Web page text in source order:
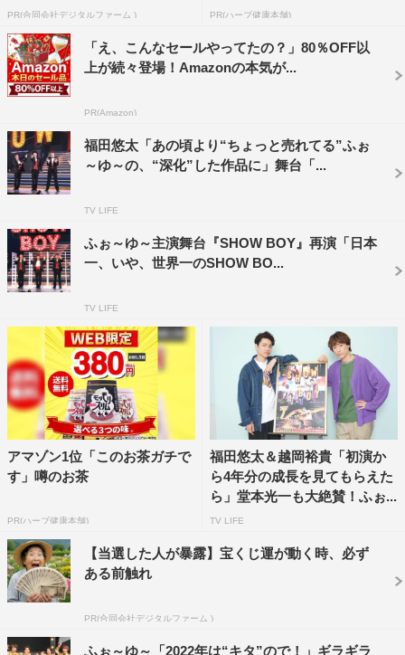
松崎：マイク取ってすぐだから！
中川：バッチリだったもんね！
かったね。
中川：失敗できないと思って、サッサッサッとマイクを衣
装に戻しました！ バレてない！
辰巳：完璧だったね！
松崎：いつ見られるの？
辰巳：3月27日！
中川：早起きしないと！
辰巳：リアルタイムで見られない方も見られる方法
（NHKプラス）がありますからチェックしてみてくださ
い！「SHOW BOY」の良さが出たんじゃない？
中川：きっとみんな泣いちゃうんじゃない？
福田：ぜひ皆さんご覧ください！
番組情報
PR(合同会社デジタルファーム ) PR(ハーブ健康本舗)
「え、こんなセールやってたの？」80％OFF以
上が続々登場！Amazonの本気が...
PR(Amazon)
福田悠太「あの頃より“ちょっと売れてる”ふぉ
～ゆ～の、“深化”した作品に」舞台「...
TV LIFE
ふぉ～ゆ～主演舞台『SHOW BOY』再演「日本
一、いや、世界一のSHOW BO...
TV LIFE
アマゾン1位「このお茶ガチで
す」噂のお茶
PR(ハーブ健康本舗)
福田悠太＆越岡裕貴「初演か
ら4年分の成長を見てもらえた
ら」堂本光一も大絶賛！ふぉ...
TV LIFE
【当選した人が暴露】宝くじ運が動く時、必ず
ある前触れ
PR(合同会社デジタルファーム )
ふぉ～ゆ～「2022年は“キタ”ので！」ギラギラ